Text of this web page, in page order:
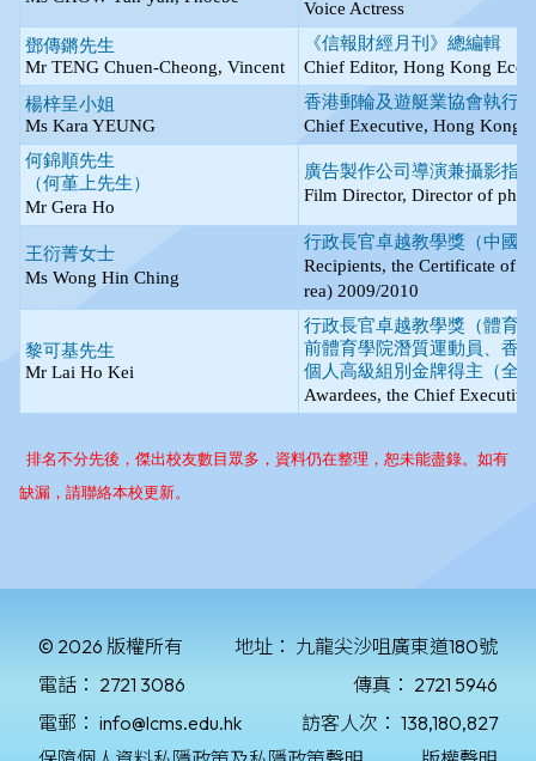
© 2026 版權所有 地址： 九龍尖沙咀廣東道180號
電話： 2721 3086 傳真： 2721 5946
電郵： info@lcms.edu.hk 訪客人次： 138,180,827